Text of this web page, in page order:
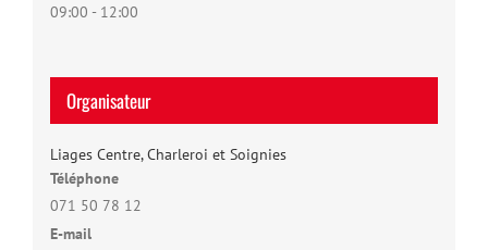
09:00 - 12:00
Organisateur
Liages Centre, Charleroi et Soignies
Téléphone
071 50 78 12
E-mail